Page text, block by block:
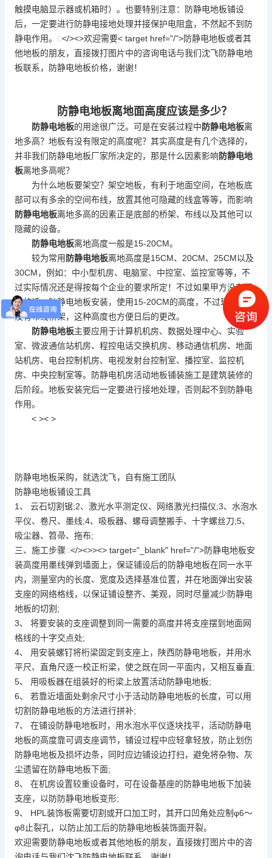
触摸电脑显示器或机箱时）。也要特别注意：
防静电地板铺设
后，一定要进行防静电接地处理并接保护电阻盒，不然起不到防
静电作用。
</><>欢迎需要< target href="/">防静电地板或者其
他地板的朋友，直接拨打图片中的咨询电话与我们沈飞防静电地
板联系， 防静电地板价格，谢谢！
防静电地板离地面高度应该是多少？
防静电地板的用途很广泛。可是在安装过程中防静电地板离
地多高？地板有没有限定的高度呢？其实高度是有几个选择的，
并非我们 防静电地板厂家所决定的，那是什么因素影响防静电地
板离地多高呢？
为什么地板要架空？架空地板，有利于地面空间，在地板底
部可以有多余的空间布线，放置其他可隐藏的线盒等等，而影响
防静电地板离地多高的因素正是底部的桥架、布线以及其他可以
隐藏的设备。
防静电地板离地高度一般是15-20CM。
较为常用 防静电地板离地高度是15CM、20CM、25CM以及
30CM，例如：中小型机房、电脑室、中控室、监控室等等，不
过实际情况还是得按每个企业的要求所定！不过如果甲方没有要
求的话，防静电地板安装，使用15-20CM的高度，不过现在底部
没有布线桥架，这种高度也方便日后的更改。
防静电地板主要应用于计算机机房、数据处理中心、实验
室、微波通信站机房、程控电话交换机房、移动通信机房、地面
站机房、电台控制机房、电视发射台控制室、播控室、监控机
房、中央控制室等。防静电机房活动地板铺装施工是建筑装修的
后阶段。地板安装完后一定要进行接地处理，否则起不到防静电
作用。
< >< >
防静电地板采购，就选沈飞，自有施工团队
防静电地板铺设工具
1、 云石切割锯;2、激光水平测定仪、网络激光扫描仪;3、水泡水
平仪、卷尺、墨线;4、吸板器、螺母调整搬手、十字螺丝刀;5、
吸尘器、笤帚、拖布;
三、施工步骤 </><>><> target="_blank" href="/">防静电地板安
装高度用墨线弹到墙面上，保证铺设后的防静电地板在同一水平
内，测量室内的长度、宽度及选择基准位置，并在地面弹出安装
支座的网络格线，以保证铺设整齐、美观，同时尽量减少防静电
地板的切割;
3、 将要安装的支座调整到同一需要的高度并将支座摆到地面网
格线的十字交点处;
4、 用安装螺钉将桁梁固定到支座上，陕西防静电地板，并用水
平尺、直角尺逐一校正桁梁，使之既在同一平面内，又相互垂直;
5、 用吸板器在组装好的桁梁上放置活动防静电地板;
6、 若靠近墙面处剩余尺寸小于活动防静电地板的长度，可以用
切割 防静电地板的方法进行拼补;
7、 在铺设防静电地板时，用水泡水平仪逐块找平，活动防静电
地板的高度靠可调支座调节，铺设过程中应轻拿轻放，防止划伤
防静电地板及损坏边条，同时应边铺设边打扫，避免将杂物、灰
尘遗留在防静电地板下面;
8、 在机房设置较重设备时，可在设备基座的防静电地板下加装
支座，以防防静电地板变形;
9、 HPL装饰板需要切割或开口加工时，其开口凹角处应制φ6～
φ8止裂孔，以防止加工后的防静电地板装饰面开裂。
欢迎需要防静电地板或者其他地板的朋友，直接拨打图片中的咨